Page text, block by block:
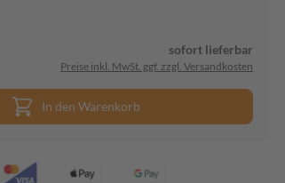
sofort lieferbar
Preise inkl. MwSt. ggf. zzgl. Versandkosten
In den Warenkorb